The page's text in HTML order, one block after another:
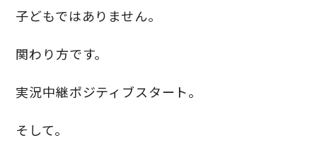
子どもではありません。
関わり方です。
実況中継ポジティブスタート。
そして。